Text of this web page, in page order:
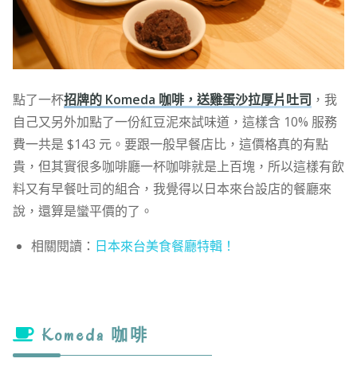
點了一杯招牌的 Komeda 咖啡，送雞蛋沙拉厚片吐司 ，我
自己又另外加點了一份紅豆泥來試味道，這樣含 10% 服務
費一共是 $143 元。要跟一般早餐店比，這價格真的有點
貴，但其實很多咖啡廳一杯咖啡就是上百塊，所以這樣有飲
料又有早餐吐司的組合，我覺得以日本來台設店的餐廳來
說，還算是蠻平價的了。
相關閱讀： 日本來台美食餐廳特輯！
Komeda 咖啡